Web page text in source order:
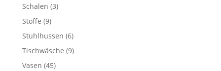
Schalen 33
Stoffe 99
Produkte
Stuhlhussen 66
Produkte
Tischwäsche 99
Vasen 4545